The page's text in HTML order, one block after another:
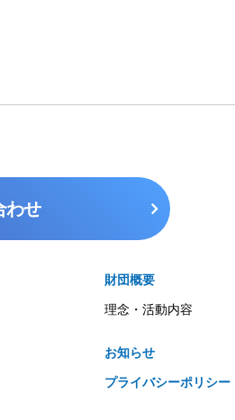
わせ
財団概要
理念・活動内容
お知らせ
プライバシーポリシー